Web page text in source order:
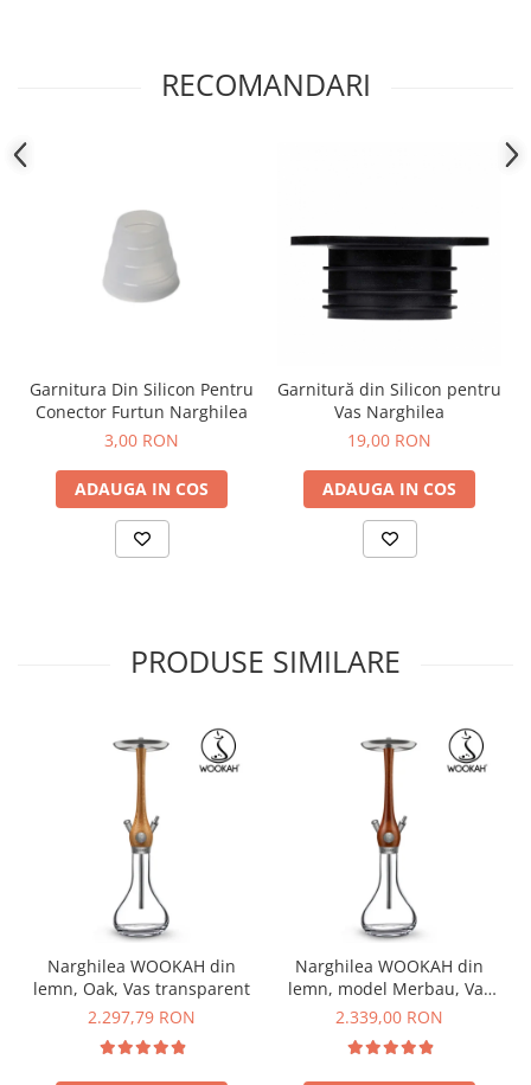
RECOMANDARI
Garnitura Din Silicon Pentru
Conector Furtun Narghilea
3,00 RON
ADAUGA IN COS
Garnitură din Silicon pentru
Vas Narghilea
19,00 RON
ADAUGA IN COS
PRODUSE SIMILARE
Narghilea WOOKAH din
lemn, Oak, Vas transparent
2.297,79 RON
Narghilea WOOKAH din
lemn, model Merbau, Vas
transparent
2.339,00 RON